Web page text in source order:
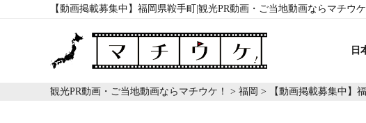
【動画掲載募集中】福岡県鞍手町|観光PR動画・ご当地動画ならマチウケ
日
観光PR動画・ご当地動画ならマチウケ！ > 福岡 > 【動画掲載募集中】